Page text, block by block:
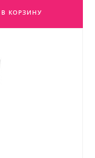
В КОРЗИНУ